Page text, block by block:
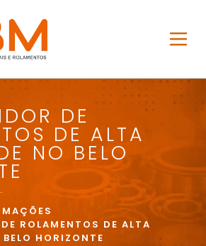
DE
DE ALTA
NO BELO
ROLAMENTOS DE ALTA
HORIZONTE